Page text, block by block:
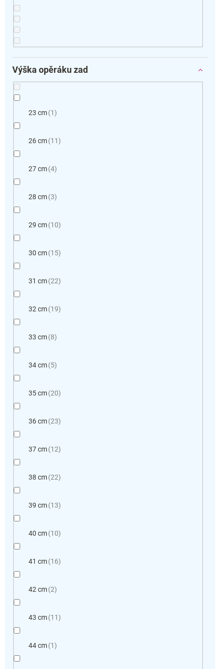
Výška opěráku zad
23 cm 1
26 cm 11
27 cm 4
28 cm 3
29 cm 10
30 cm 15
31 cm 22
32 cm 19
33 cm 8
34 cm 5
35 cm 20
36 cm 23
37 cm 12
38 cm 22
39 cm 13
40 cm 10
41 cm 16
42 cm 2
43 cm 11
44 cm 1